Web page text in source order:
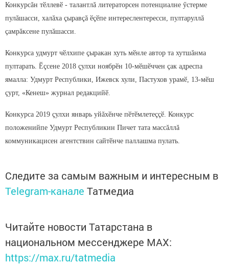
Конкурсăн тӗллевӗ - талантлă литераторсен потенциалне ӳстерме
пулăшасси, халăха çыравçă ӗçӗпе интереслентересси, пултаруллă
çамрăксене пулăшасси.
Конкурса удмурт чӗлхипе çыракан хуть мӗнле автор та хутшăнма
пултарать. Ӗçсене 2018 çулхи ноябрӗн 10-мӗшӗччен çак адреспа
ямалла: Удмурт Республики, Ижевск хули, Пастухов урамӗ, 13-мӗш
çурт, «Кенеш» журнал редакцийӗ.
Конкурса 2019 çулхи январь уйăхӗнче пӗтӗмлетеççӗ. Конкурс
положенийпе Удмурт Республикин Пичет тата массăллă
коммуникацисен агентствин сайтӗнче паллашма пулать.
Следите за самым важным и интересным в
Telegram-канале Татмедиа
Читайте новости Татарстана в
национальном мессенджере MАХ:
https://max.ru/tatmedia